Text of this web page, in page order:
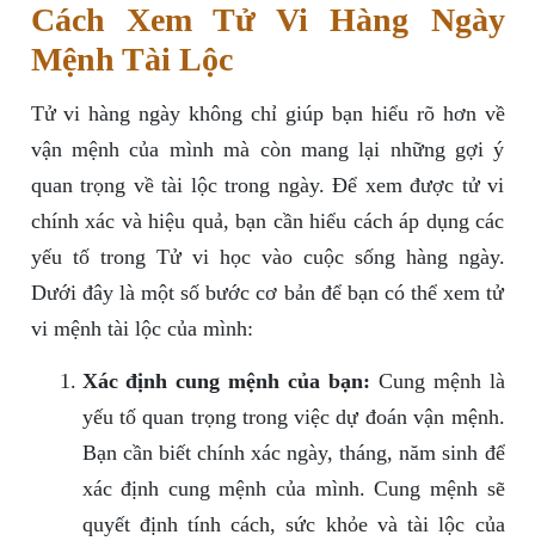
Cách Xem Tử Vi Hàng Ngày
Mệnh Tài Lộc
Tử vi hàng ngày không chỉ giúp bạn hiểu rõ hơn về
vận mệnh của mình mà còn mang lại những gợi ý
quan trọng về tài lộc trong ngày. Để xem được tử vi
chính xác và hiệu quả, bạn cần hiểu cách áp dụng các
yếu tố trong Tử vi học vào cuộc sống hàng ngày.
Dưới đây là một số bước cơ bản để bạn có thể xem tử
vi mệnh tài lộc của mình:
Xác định cung mệnh của bạn: Cung mệnh là
yếu tố quan trọng trong việc dự đoán vận mệnh.
Bạn cần biết chính xác ngày, tháng, năm sinh để
xác định cung mệnh của mình. Cung mệnh sẽ
quyết định tính cách, sức khỏe và tài lộc của